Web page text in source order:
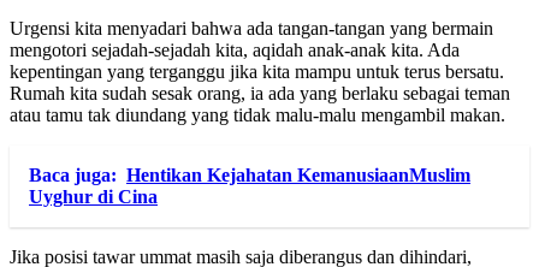
Urgensi kita menyadari bahwa ada tangan-tangan yang bermain
mengotori sejadah-sejadah kita, aqidah anak-anak kita. Ada
kepentingan yang terganggu jika kita mampu untuk terus bersatu.
Rumah kita sudah sesak orang, ia ada yang berlaku sebagai teman
atau tamu tak diundang yang tidak malu-malu mengambil makan.
Baca juga: Hentikan Kejahatan KemanusiaanMuslim
Uyghur di Cina
Jika posisi tawar ummat masih saja diberangus dan dihindari,